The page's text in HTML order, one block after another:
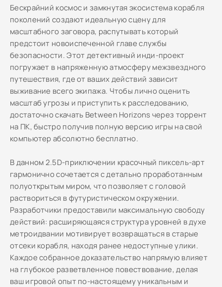
Бескрайний космос и замкнутая экосистема корабля
поколений создают идеальную сцену для
масштабного заговора, распутывать который
предстоит новоиспеченной главе службы
безопасности. Этот детективный инди-проект
погружает в напряженную атмосферу межзвездного
путешествия, где от ваших действий зависит
выживание всего экипажа. Чтобы лично оценить
масштаб угрозы и приступить к расследованию,
достаточно скачать Between Horizons через торрент
на ПК, быстро получив полную версию игры на свой
компьютер абсолютно бесплатно.
В данном 2.5D-приключении красочный пиксель-арт
гармонично сочетается с детально проработанным
полуоткрытым миром, что позволяет с головой
раствориться в футуристическом окружении.
Разработчики предоставили максимальную свободу
действий: расширяющаяся структура уровней в духе
метроидвании мотивирует возвращаться в старые
отсеки корабля, находя ранее недоступные улики.
Каждое собранное доказательство напрямую влияет
на глубокое разветвленное повествование, делая
ваш игровой опыт по-настоящему уникальным и